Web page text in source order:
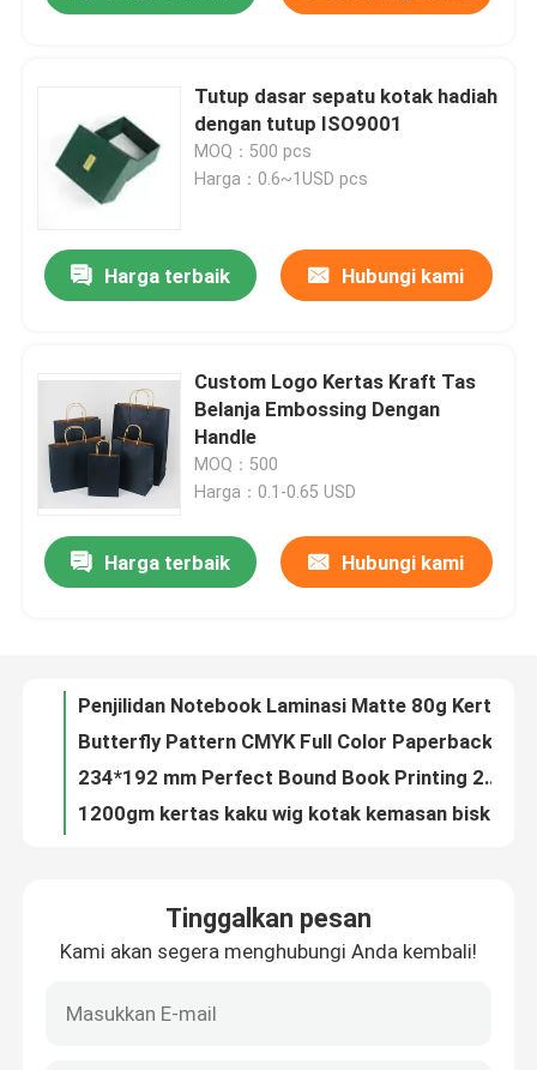
Produk
Kontrol kualitas
Hubungi kami
Quote request suatu
Tutup dasar sepatu kotak hadiah
dengan tutup ISO9001
MOQ：500 pcs
Harga：0.6~1USD pcs
Harga terbaik Hubungi kami
Custom Logo Kertas Kraft Tas
Belanja Embossing Dengan
Handle
MOQ：500
Harga：0.1-0.65 USD
Harga terbaik Hubungi kami
Penjilidan Notebook Laminasi Matte 80g Kertas Offset CMYK Pencetakan buku jilid lembut berwarna
Custom Luxury Printing Black Cardboard Candle Box Lilin kertas kaku Lilin kertas hadiah magnetik Set Lilin hadiah Packagin
Pencetakan Buku Hardcover 159*159mm Untuk Penerbitan Sendiri
Kertas Lapis Lembut Pencetakan Buku Pencetakan Brosur Warna Pencetakan Layanan
ISBN Cetakan Buku Kertas untuk Hewan Liar dan Unggas
Tinggalkan pesan
Kami akan segera menghubungi Anda kembali!